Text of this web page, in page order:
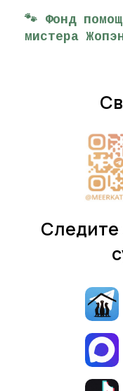
🐾 Фонд
мистера